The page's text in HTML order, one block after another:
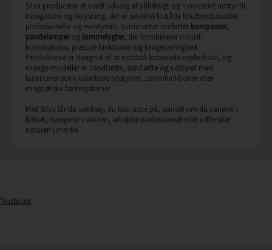
Silva producerer et bredt udvalg af pålideligt og innovativt udstyr til
navigation og belysning, der er udviklet til både friluftsentusiaster,
professionelle og eventyrere. Sortimentet omfatter kompasser,
pandelamperog lommelygter, der kombinerer robust
konstruktion, præcise funktioner og brugervenlighed.
Produkterne er designet til at modstå krævende vejrforhold, og
mange modeller er vandtætte, støvtætte og udstyret med
funktioner som justerbare lysstyrker, zoomfunktioner eller
magnetiske fæstesystemer.
Med Silva får du værktøj, du kan stole på, uanset om du vandrer i
fjeldet, navigerer i skoven, arbejder professionelt eller udforsker
naturen i mørke.
Trustpilot